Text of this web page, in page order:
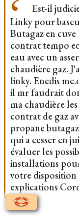
Est-il
Linky pour
Butagaz en
contrat tempo
eau avec un
chaudière gaz.
linky. Enedis
il mr faudrait
ma chaudière
contrat de gaz
propane
qui a cesser en
évaluer les
installations
votre
explications